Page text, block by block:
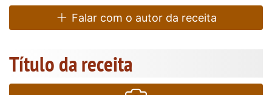
Falar com o autor da receita
Título da receita